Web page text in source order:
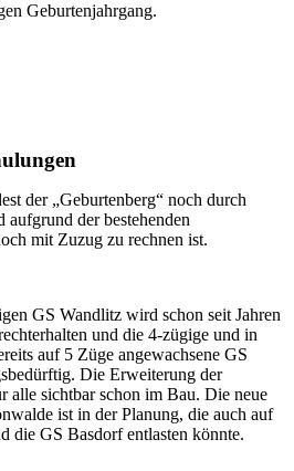
Geburtenjahrgang.
der „Geburtenberg“ noch durch
aufgrund der bestehenden
mit Zuzug zu rechnen ist.
GS Wandlitz wird schon seit Jahren
und die 4-zügige und in
auf 5 Züge angewachsene GS
Die Erweiterung der
alle sichtbar schon im Bau. Die neue
ist in der Planung, die auch auf
die GS Basdorf entlasten könnte.